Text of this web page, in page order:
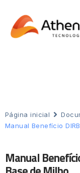
Página inicial
Manual Benefício
Manual